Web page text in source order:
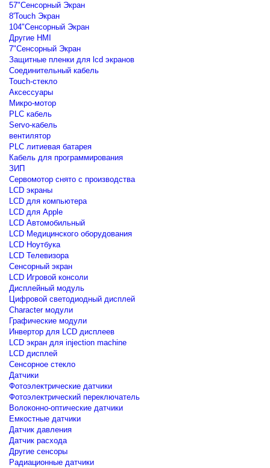
57"Сенсорный Экран
8'Touch Экран
104"Сенсорный Экран
Другие HMI
7"Сенсорный Экран
Защитные пленки для lcd экранов
Соединительный кабель
Touch-стекло
Аксессуары
Микро-мотор
PLC кабель
Servo-кабель
вентилятор
PLC литиевая батарея
Кабель для программирования
ЗИП
Сервомотор снято с производства
LCD экраны
LCD для компьютера
LCD для Apple
LCD Автомобильный
LCD Медицинского оборудования
LCD Ноутбука
LCD Телевизора
Сенсорный экран
LCD Игровой консоли
Дисплейный модуль
Цифровой светодиодный дисплей
Сharacter модули
Графические модули
Инвертор для LCD дисплеев
LCD экран для injection machine
LCD дисплей
Сенсорное стекло
Датчики
Фотоэлектрические датчики
Фотоэлектрический переключатель
Волоконно-оптические датчики
Емкостные датчики
Датчик давления
Датчик расхода
Другие сенсоры
Радиационные датчики